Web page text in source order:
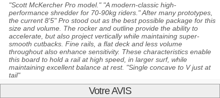
"Scott McKercher Pro model." "A modern-classic high-
performance shredder for 70-90kg riders." After many prototypes,
the current 8'5" Pro stood out as the best possible package for this
size and volume. The rocker and outline provide the ability to
accelerate, but also project vertically while maintaining super-
smooth cutbacks. Fine rails, a flat deck and less volume
throughout also enhance sensitivity. These characteristics enable
this board to hold a rail at high speed, in larger surf, while
maintaining excellent balance at rest. "Single concave to V just at
tail"
Votre AVIS